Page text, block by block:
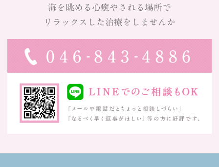
海を眺める心癒やされる場所で
リラックスした治療をしませんか